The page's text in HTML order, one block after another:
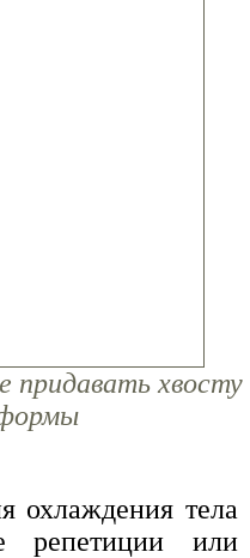
хвосту
охлаждения тела
репетиции или